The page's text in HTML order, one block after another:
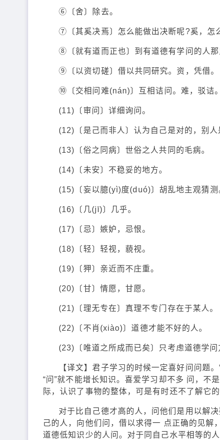
⑥〔舍〕除去。
⑦〔其奚决焉〕怎么能做出决断呢?奚，怎
⑧〔就有道而正也〕到有道德有学问的人那
⑨〔以资切磋〕借以共同研究。资，凭借。
⑩〔交相问难(nán)〕互相诘问。难，驳诘。
(11)〔审问〕详细询问。
(12)〔是己而非人〕认为自己是对的，别人
(13)〔俗之同病〕世俗之人共同的毛病。
(14)〔未安〕不稳妥的地方。
(15)〔妄以臆(yì)度(duó)〕胡乱地主观猜测
(16)〔几(jī)〕几乎。
(17)〔忌〕嫉妒，忌恨。
(18)〔轻〕轻视，藐视。
(19)〔狎〕亲近而不庄重。
(20)〔甘〕情愿，甘愿。
(21)〔理无专在〕真理不专门存在于某人。
(22)〔不肖(xiào)〕道德才能不好的人。
(23)〔唯道之所成而已矣〕只考虑道德学问
【译文】君子学习的时候一定喜好问问题
“问”就不能增长知识。喜爱学习却不多 问，不
际，认识了事物的整体，可是有时还不了解它
对于比自己德才高的人，问他们是用以解
己的人，向他们问，借以求得一 点正确的见解
道德低知识少的人问。对于同自己水平相等的